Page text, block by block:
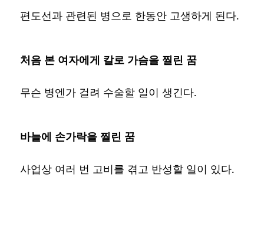
편도선과 관련된 병으로 한동안 고생하게 된다.
처음 본 여자에게 칼로 가슴을 찔린 꿈
무슨 병엔가 걸려 수술할 일이 생긴다.
바늘에 손가락을 찔린 꿈
사업상 여러 번 고비를 겪고 반성할 일이 있다.